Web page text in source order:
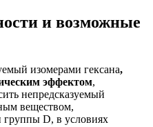
и возможные
изомерами гексана,
эффектом,
непредсказуемый
веществом,
D, в условиях